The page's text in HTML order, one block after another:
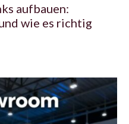
aufbauen:
wie es richtig